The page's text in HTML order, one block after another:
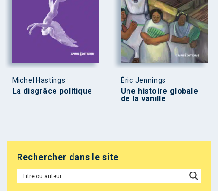
Michel Hastings
La disgrâce politique
Éric Jennings
Une histoire globale
de la vanille
Rechercher dans le site